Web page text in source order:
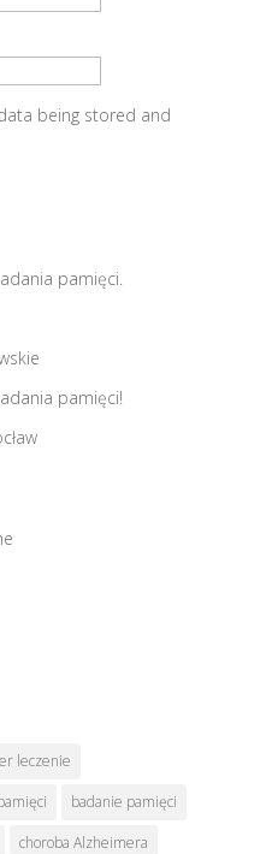
being stored and
pamięci.
pamięci!
leczenie
badanie pamięci
choroba Alzheimera